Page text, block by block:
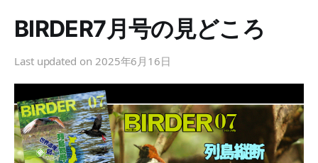
BIRDER7月号の見どころ
Last updated on 2025年6月16日